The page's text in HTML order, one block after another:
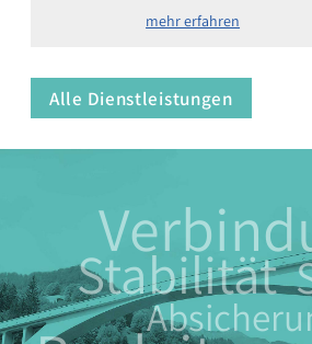
mehr erfahren
Alle Dienstleistungen
Stabilität